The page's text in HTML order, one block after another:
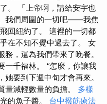
。 「上帝啊，請給安宇也
我們周圍的一切吧——我焦
回紐約了。 這裡的一切都
在不知不覺中過去了。 女
，還為我們帶來了晚餐。
一千福林。 “怎麼，你讓我
要到下週中旬才會再來。
量減輕數量的負擔。 多樣
的魚子醬。 台中撥筋療法